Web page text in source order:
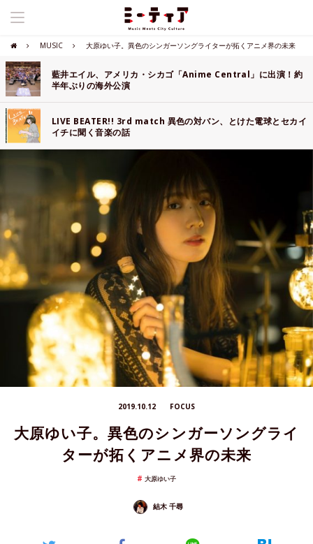
MUSIC 大原ゆい子。異色のシンガーソングライターが拓くアニメ界の未来
藍井エイル、アメリカ・シカゴ「Anime Central」に出演！約
半年ぶりの海外公演
LIVE BEATER!! 3rd match 異色の対バン、とけた電球とセカイ
イチに聞く音楽の話
2019.10.12 FOCUS
大原ゆい子。異色のシンガーソングライ
ターが拓くアニメ界の未来
大原ゆい子
結木 千尋